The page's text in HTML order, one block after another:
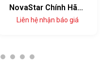
NovaStar Chính Hãng
— 16 Cổng HUB75E,
Liên hệ nhận báo giá
6 7 8 9